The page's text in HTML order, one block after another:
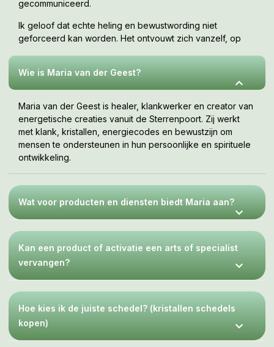
gecommuniceerd.
Ik geloof dat echte heling en bewustwording niet
geforceerd kan worden. Het ontvouwt zich vanzelf, op
Wie is Maria van der Geest?
Maria van der Geest is healer, klankwerker en creator van
energetische creaties vanuit de Sterrenpoort. Zij werkt
met klank, kristallen, energiecodes en bewustzijn om
mensen te ondersteunen in hun persoonlijke en spirituele
ontwikkeling.
Wat voor producten en diensten biedt Maria aan?
Kan een product of activatie een arts of specialist
vervangen?
Hoe kies ik de juiste schedel? (kristallen schedels
kopen)